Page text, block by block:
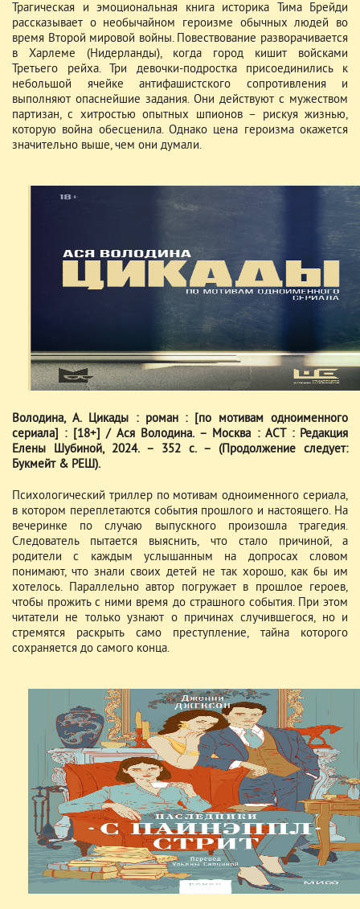
Трагическая и эмоциональная книга историка Тима Брейди
рассказывает о необычайном героизме обычных людей во
время Второй мировой войны. Повествование разворачивается
в Харлеме (Нидерланды), когда город кишит войсками
Третьего рейха. Три девочки-подростка присоединились к
небольшой ячейке антифашистского сопротивления и
выполняют опаснейшие задания. Они действуют с мужеством
партизан, с хитростью опытных шпионов – рискуя жизнью,
которую война обесценила. Однако цена героизма окажется
значительно выше, чем они думали.
Володина, А. Цикады : роман : [по мотивам одноименного
сериала] : [18+] / Ася Володина. – Москва : АСТ : Редакция
Елены Шубиной, 2024. – 352 с. – (Продолжение следует:
Букмейт & РЕШ).
Психологический триллер по мотивам одноименного сериала,
в котором переплетаются события прошлого и настоящего. На
вечеринке по случаю выпускного произошла трагедия.
Следователь пытается выяснить, что стало причиной, а
родители с каждым услышанным на допросах словом
понимают, что знали своих детей не так хорошо, как бы им
хотелось. Параллельно автор погружает в прошлое героев,
чтобы прожить с ними время до страшного события. При этом
читатели не только узнают о причинах случившегося, но и
стремятся раскрыть само преступление, тайна которого
сохраняется до самого конца.